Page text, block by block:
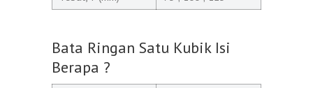
Bata Ringan Satu Kubik Isi
Berapa ?